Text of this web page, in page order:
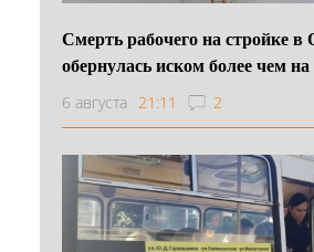
Смерть рабочего на стройке в
обернулась иском более чем
6 августа 21:11 2